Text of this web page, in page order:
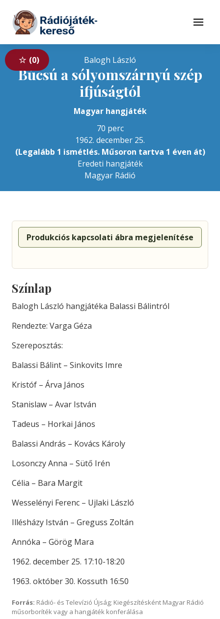
Tovább a tartalomhoz
Menü
0 Balogh László
Búcsú a sólyomszárnyú szép
ifjúságtól
Magyar hangjáték
70 perc
1962. december 25.
(Legalább 1 ismétlés. Műsoron tartva 1 éven át)
Eredeti hangjáték
Magyar Rádió
Produkciós kapcsolati ábra megjelenítése
Színlap
Balogh László hangjátéka Balassi Bálintról
Rendezte: Varga Géza
Szereposztás:
Balassi Bálint – Sinkovits Imre
Kristóf – Árva János
Stanislaw – Avar István
Tadeus – Horkai János
Balassi András – Kovács Károly
Losonczy Anna – Sütő Irén
Célia – Bara Margit
Wesselényi Ferenc – Ujlaki László
Illésházy István – Greguss Zoltán
Annóka – Görög Mara
1962. december 25. 17:10-18:20
1963. október 30. Kossuth 16:50
Forrás: Rádió- és Televízió Újság; Kiegészítésként Magyar Rádió
műsorboríték vagy a hangjáték konferálása